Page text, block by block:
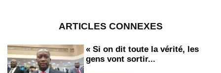
ARTICLES CONNEXES
« Si on dit toute la vérité, les
gens vont sortir...